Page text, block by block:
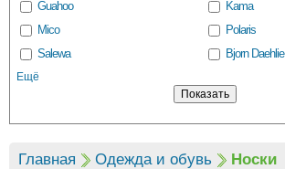
Guahoo
Mico
Salewa
Kama
Polaris
Bjorn Daehlie
Ещё
Главная Одежда и обувь Носки